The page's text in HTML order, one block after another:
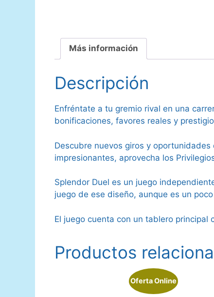
Más información
Descripción
Enfréntate a tu gremio rival en una
bonificaciones, favores reales y
Descubre nuevos giros y
impresionantes, aprovecha los
Splendor Duel es un juego
juego de ese diseño, aunque es un
El juego cuenta con un tablero
Productos
Oferta Online